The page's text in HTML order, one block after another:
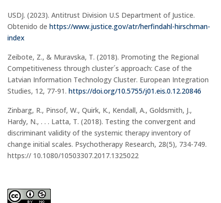
USDJ. (2023). Antitrust Division U.S Department of Justice.
Obtenido de https://www.justice.gov/atr/herfindahl-hirschman-
index
Zeibote, Z., & Muravska, T. (2018). Promoting the Regional
Competitiveness through cluster´s approach: Case of the
Latvian Information Technology Cluster. European Integration
Studies, 12, 77-91. https://doi.org/10.5755/j01.eis.0.12.20846
Zinbarg, R., Pinsof, W., Quirk, K., Kendall, A., Goldsmith, J.,
Hardy, N., . . . Latta, T. (2018). Testing the convergent and
discriminant validity of the systemic therapy inventory of
change initial scales. Psychotherapy Research, 28(5), 734-749.
https:// 10.1080/10503307.2017.1325022